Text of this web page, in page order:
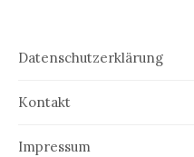
Datenschutzerklärung
Kontakt
Impressum